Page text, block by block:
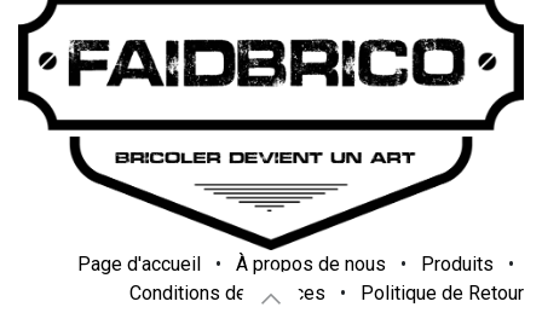
Page d'accueil • À propos de nous • Produits
•
Conditions de services
• Politique de Retour